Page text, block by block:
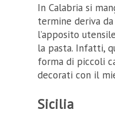
In Calabria si
termine deriva
l’apposito
la pasta. Infatti,
forma di piccoli
decorati con il
Sicilia